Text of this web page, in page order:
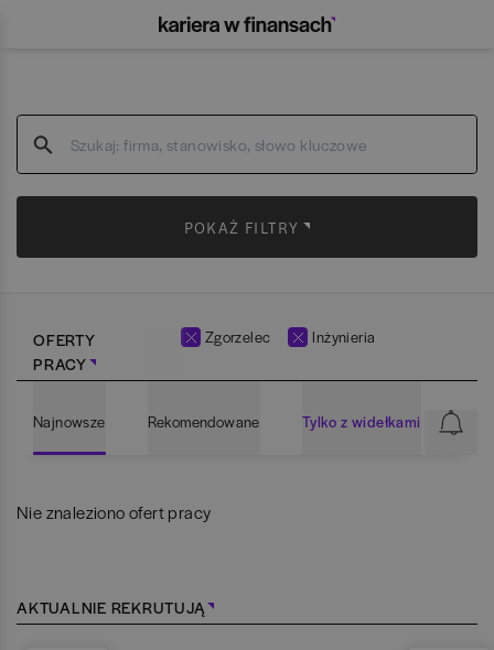
POKAŻ FILTRY
OFERTY
PRACY
Zgorzelec Inżynieria
Najnowsze Rekomendowane Tylko z widełkami
Nie znaleziono ofert pracy
AKTUALNIE REKRUTUJĄ